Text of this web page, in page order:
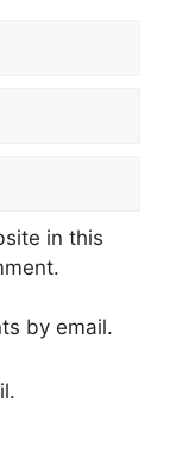
in this
by email.